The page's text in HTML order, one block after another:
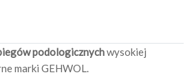
podologicznychwysokiej
marki GEHWOL.